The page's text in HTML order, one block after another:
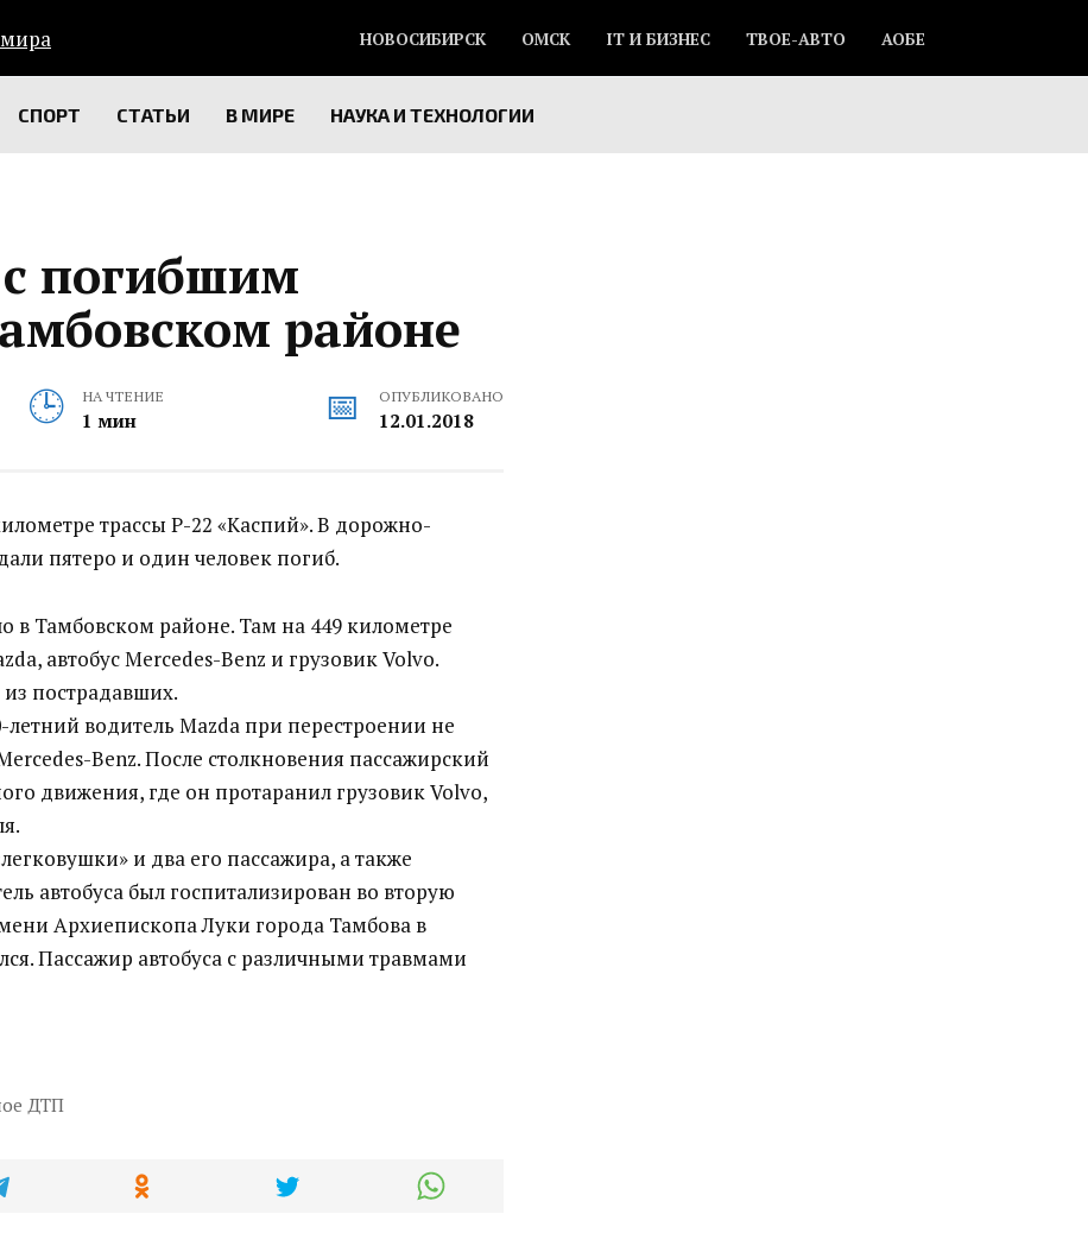
НОВОСИБИРСК ОМСК IT И БИЗНЕС ТВОЕ-АВТО АОБЕ
СПОРТ СТАТЬИ В МИРЕ НАУКА И ТЕХНОЛОГИИ
погибшим
районе
НА ЧТЕНИЕ
1 мин
ОПУБЛИКОВАНО
12.01.2018
трассы Р-22 «Каспий». В дорожно-
пятеро и один человек погиб.
Тамбовском районе. Там на 449 километре
автобус Mercedes-Benz и грузовик Volvo.
пострадавших.
водитель Mazda при перестроении не
Benz. После столкновения пассажирский
движения, где он протаранил грузовик Volvo,
и два его пассажира, а также
автобуса был госпитализирован во вторую
Архиепископа Луки города Тамбова в
Пассажир автобуса с различными травмами
ДТП